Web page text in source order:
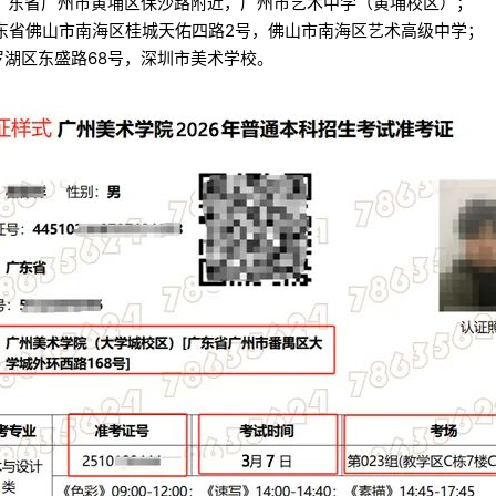
佛山市南海区桂城天佑四路2号，佛山市南海区艺术高级中学；
区东盛路68号，深圳市美术学校。